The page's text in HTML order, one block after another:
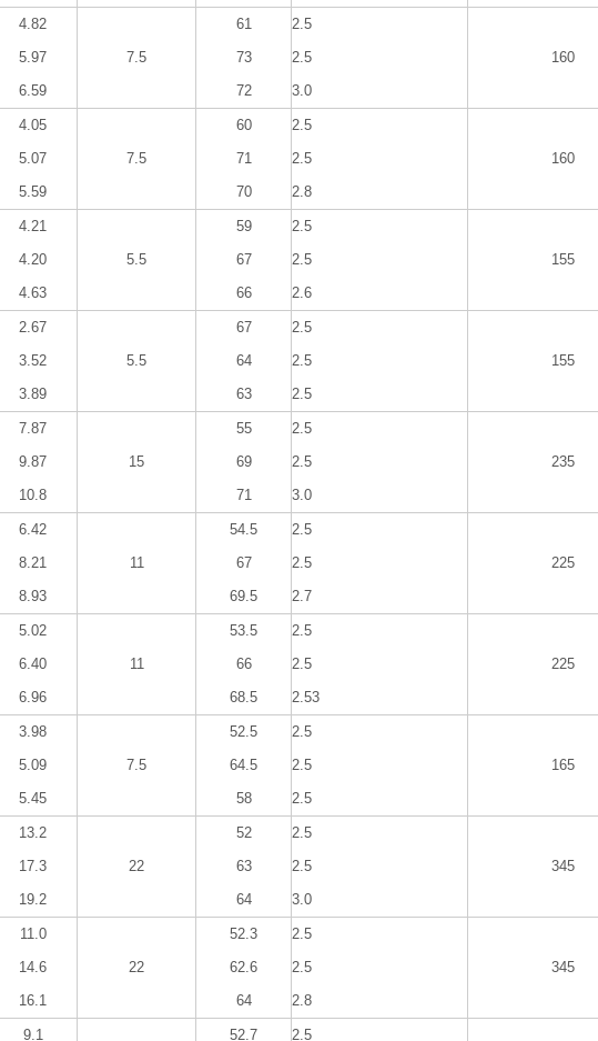
4.82
5.97
6.59
7.5
61
73
72
2.5
2.5
3.0
160
4.05
5.07
5.59
7.5
60
71
70
2.5
2.5
2.8
160
4.21
4.20
4.63
5.5
59
67
66
2.5
2.5
2.6
155
2.67
3.52
3.89
5.5
67
64
63
2.5
2.5
2.5
155
7.87
9.87
10.8
15
55
69
71
2.5
2.5
3.0
235
6.42
8.21
8.93
11
54.5
67
69.5
2.5
2.5
2.7
225
5.02
6.40
6.96
11
53.5
66
68.5
2.5
2.5
2.53
225
3.98
5.09
5.45
7.5
52.5
64.5
58
2.5
2.5
2.5
165
13.2
17.3
19.2
22
52
63
64
2.5
2.5
3.0
345
11.0
14.6
16.1
22
52.3
62.6
64
2.5
2.5
2.8
345
9.1 52.7 2.5